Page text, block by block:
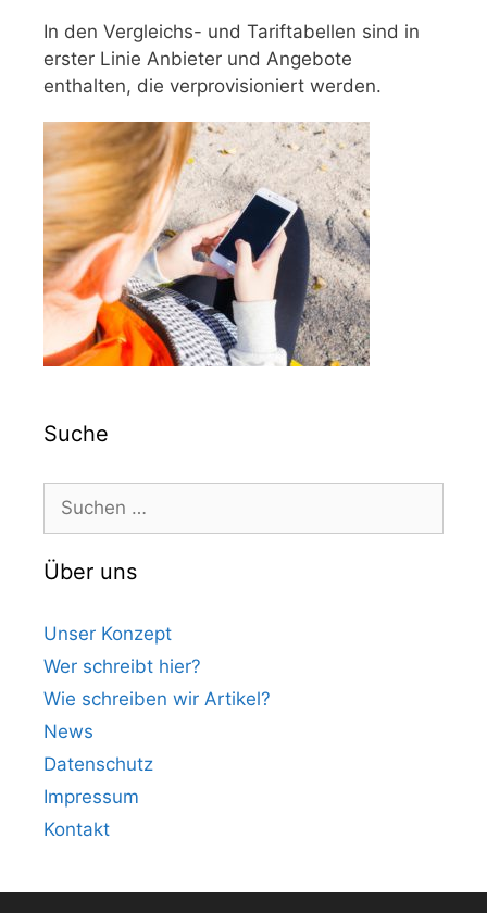
In den Vergleichs- und Tariftabellen sind in
erster Linie Anbieter und Angebote
enthalten, die verprovisioniert werden.
Suche
Suchen
nach:
Über uns
Unser Konzept
Wer schreibt hier?
Wie schreiben wir Artikel?
News
Datenschutz
Impressum
Kontakt